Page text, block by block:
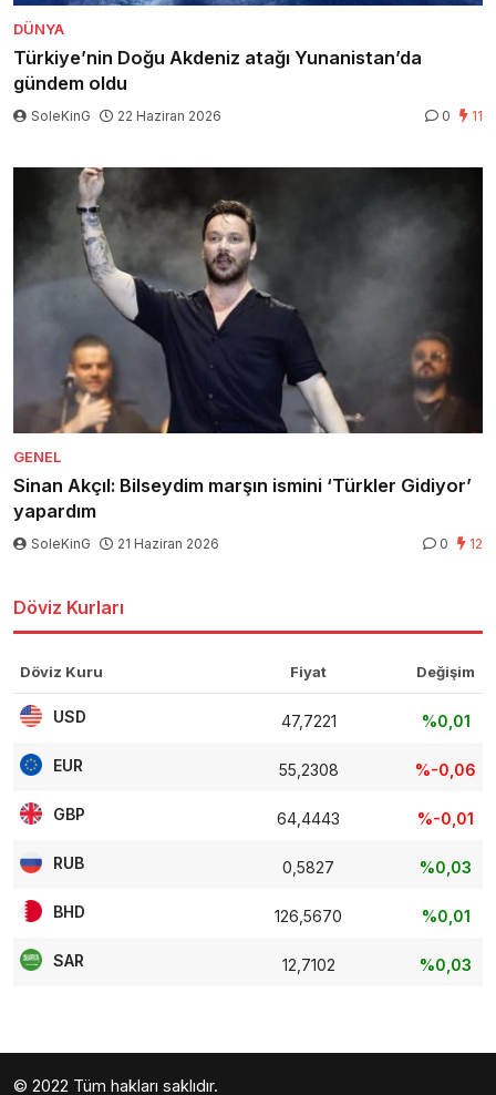
DÜNYA
Türkiye’nin Doğu Akdeniz atağı Yunanistan’da
gündem oldu
SoleKinG 22 Haziran 2026 0 11
GENEL
Sinan Akçıl: Bilseydim marşın ismini ‘Türkler Gidiyor’
yapardım
SoleKinG 21 Haziran 2026 0 12
Döviz Kurları
Döviz Kuru Fiyat Değişim
USD 47,7221 %0,01
EUR 55,2308 %-0,06
GBP 64,4443 %-0,01
RUB 0,5827 %0,03
BHD 126,5670 %0,01
SAR 12,7102 %0,03
© 2022 Tüm hakları saklıdır.